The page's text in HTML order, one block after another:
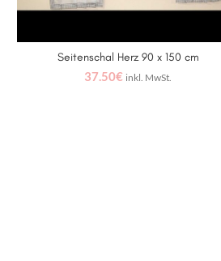
IN DEN WARENKORB
Seitenschal Herz 90 x 150 cm
37.50€ inkl. MwSt.